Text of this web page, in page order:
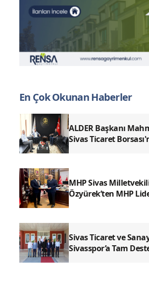
En Çok Okunan Haberler
ALDER Başkanı
Sivas Ticaret
MHP Sivas
Özyürek’ten MHP
Sivas Ticaret ve
Sivasspor’a Tam